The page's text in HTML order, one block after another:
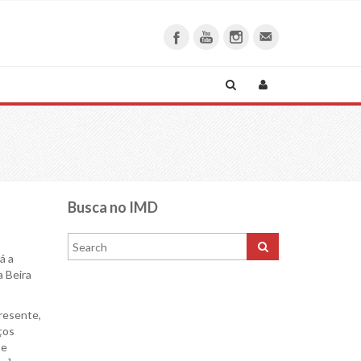
a
Beira
Busca no IMD